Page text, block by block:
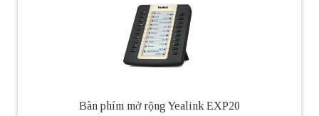
Bàn phím mở rộng Yealink EXP20